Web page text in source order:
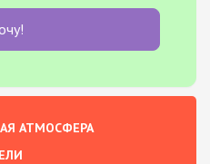
АТМОСФЕРА